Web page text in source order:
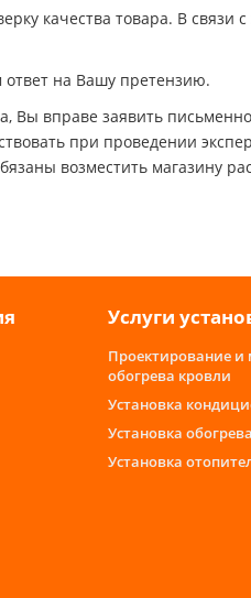
качества товара. В связи
ответ на Вашу претензию.
Вы вправе заявить
при проведении
возместить магазину
Услуги
Проектирование и
обогрева кровли
Установка
Установка
Установка